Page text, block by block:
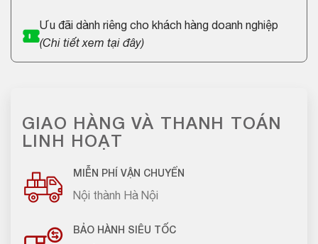
Ưu đãi dành riêng cho khách hàng doanh nghiệp
(Chi tiết xem tại đây)
GIAO HÀNG VÀ THANH TOÁN
LINH HOẠT
MIỄN PHÍ VẬN CHUYỂN
Nội thành Hà Nội
BẢO HÀNH SIÊU TỐC